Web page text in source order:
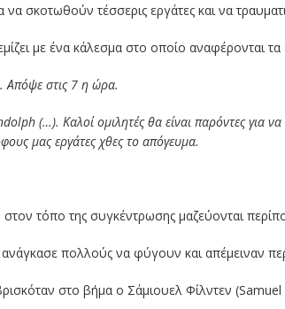
σκοτωθούν τέσσερις εργάτες και να
με ένα κάλεσμα στο οποίο αναφέρονται τα
Απόψε στις 7 η ώρα.
(…). Καλοί ομιλητές θα είναι παρόντες για
μας εργάτες χθες το απόγευμα.
τόπο της συγκέντρωσης μαζεύονται
ανάγκασε πολλούς να φύγουν και απέμειναν
στο βήμα ο Σάμιουελ Φίλντεν